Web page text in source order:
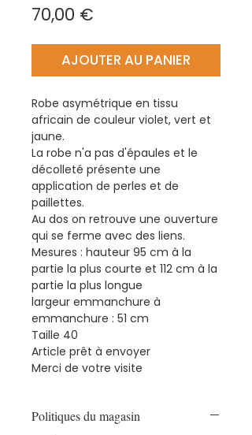
70,00 €
AJOUTER AU PANIER
Robe asymétrique en tissu
africain de couleur violet, vert et
jaune.
La robe n'a pas d'épaules et le
décolleté présente une
application de perles et de
paillettes.
Au dos on retrouve une ouverture
qui se ferme avec des liens.
Mesures : hauteur 95 cm à la
partie la plus courte et 112 cm à la
partie la plus longue
largeur emmanchure à
emmanchure : 51 cm
Taille 40
Article prêt à envoyer
Merci de votre visite
Politiques du magasin